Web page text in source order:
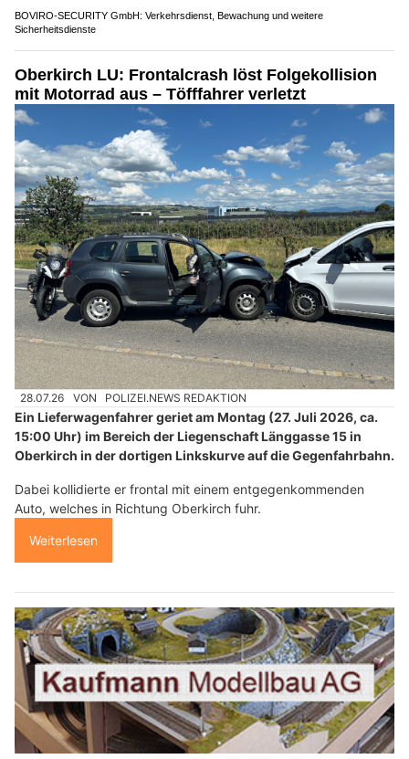
BOVIRO-SECURITY GmbH: Verkehrsdienst, Bewachung und weitere
Sicherheitsdienste
Oberkirch LU: Frontalcrash löst Folgekollision
mit Motorrad aus – Töfffahrer verletzt
28.07.26 VON POLIZEI.NEWS REDAKTION
Ein Lieferwagenfahrer geriet am Montag (27. Juli 2026, ca.
15:00 Uhr) im Bereich der Liegenschaft Länggasse 15 in
Oberkirch in der dortigen Linkskurve auf die Gegenfahrbahn.
Dabei kollidierte er frontal mit einem entgegenkommenden
Auto, welches in Richtung Oberkirch fuhr.
Weiterlesen